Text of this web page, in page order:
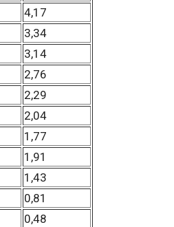
4,17
3,34
3,14
2,76
2,29
2,04
1,77
1,91
1,43
0,81
0,48